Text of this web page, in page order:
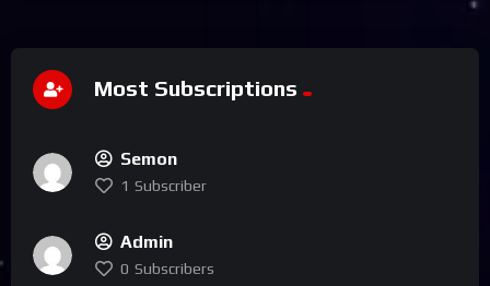
Most Subscriptions
Semon
1 Subscriber
Admin
0 Subscribers